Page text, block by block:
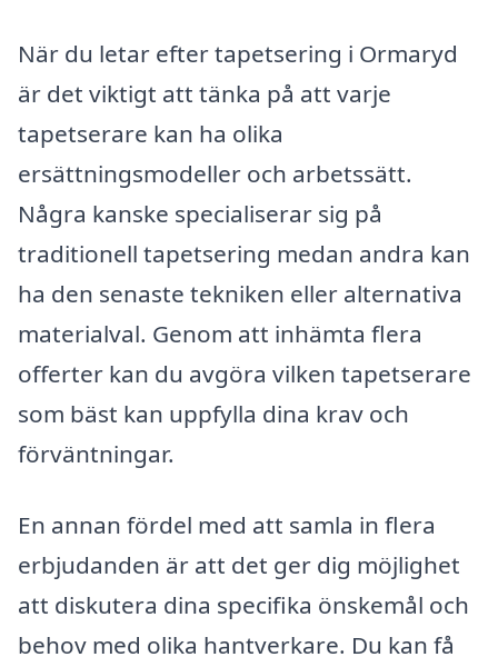
När du letar efter tapetsering i Ormaryd
är det viktigt att tänka på att varje
tapetserare kan ha olika
ersättningsmodeller och arbetssätt.
Några kanske specialiserar sig på
traditionell tapetsering medan andra kan
ha den senaste tekniken eller alternativa
materialval. Genom att inhämta flera
offerter kan du avgöra vilken tapetserare
som bäst kan uppfylla dina krav och
förväntningar.
En annan fördel med att samla in flera
erbjudanden är att det ger dig möjlighet
att diskutera dina specifika önskemål och
behov med olika hantverkare. Du kan få